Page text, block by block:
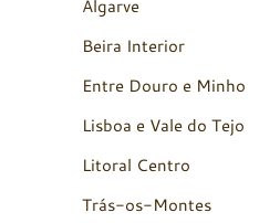
Algarve
Beira Interior
Entre Douro e Minho
Lisboa e Vale do Tejo
Litoral Centro
Trás-os-Montes